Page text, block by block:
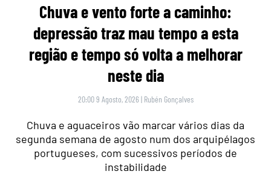
Chuva e vento forte a caminho:
depressão traz mau tempo a esta
região e tempo só volta a melhorar
neste dia
20:00 9 Agosto, 2026 | Rubén Gonçalves
Chuva e aguaceiros vão marcar vários dias da
segunda semana de agosto num dos arquipélagos
portugueses, com sucessivos períodos de
instabilidade